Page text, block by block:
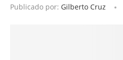
Publicado por: Gilberto Cruz